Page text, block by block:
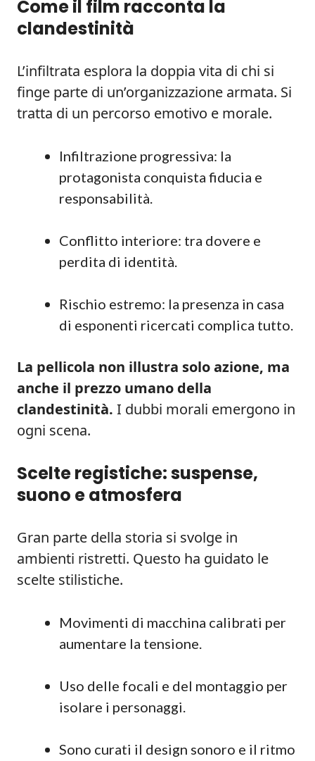
Come il film racconta la
clandestinità
L’infiltrata esplora la doppia vita di chi si
finge parte di un’organizzazione armata. Si
tratta di un percorso emotivo e morale.
Infiltrazione progressiva: la
protagonista conquista fiducia e
responsabilità.
Conflitto interiore: tra dovere e
perdita di identità.
Rischio estremo: la presenza in casa
di esponenti ricercati complica tutto.
La pellicola non illustra solo azione, ma
anche il prezzo umano della
clandestinità. I dubbi morali emergono in
ogni scena.
Scelte registiche: suspense,
suono e atmosfera
Gran parte della storia si svolge in
ambienti ristretti. Questo ha guidato le
scelte stilistiche.
Movimenti di macchina calibrati per
aumentare la tensione.
Uso delle focali e del montaggio per
isolare i personaggi.
Sono curati il design sonoro e il ritmo